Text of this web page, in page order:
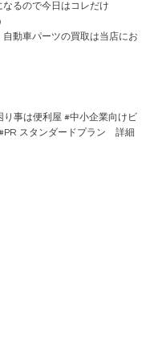
るので今日はコレだけ
動車パーツの買取は当店にお
り事は便利屋 #中小企業向けビ
スタンダードプラン 詳細